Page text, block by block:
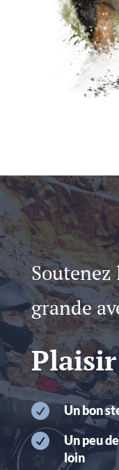
Soutenez
grande
 Un bon

Un peu
loin